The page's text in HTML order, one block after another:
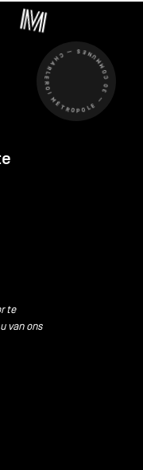
CHARLEROI MÉTROPOLE — 30 COMMUNES —
te
van ons